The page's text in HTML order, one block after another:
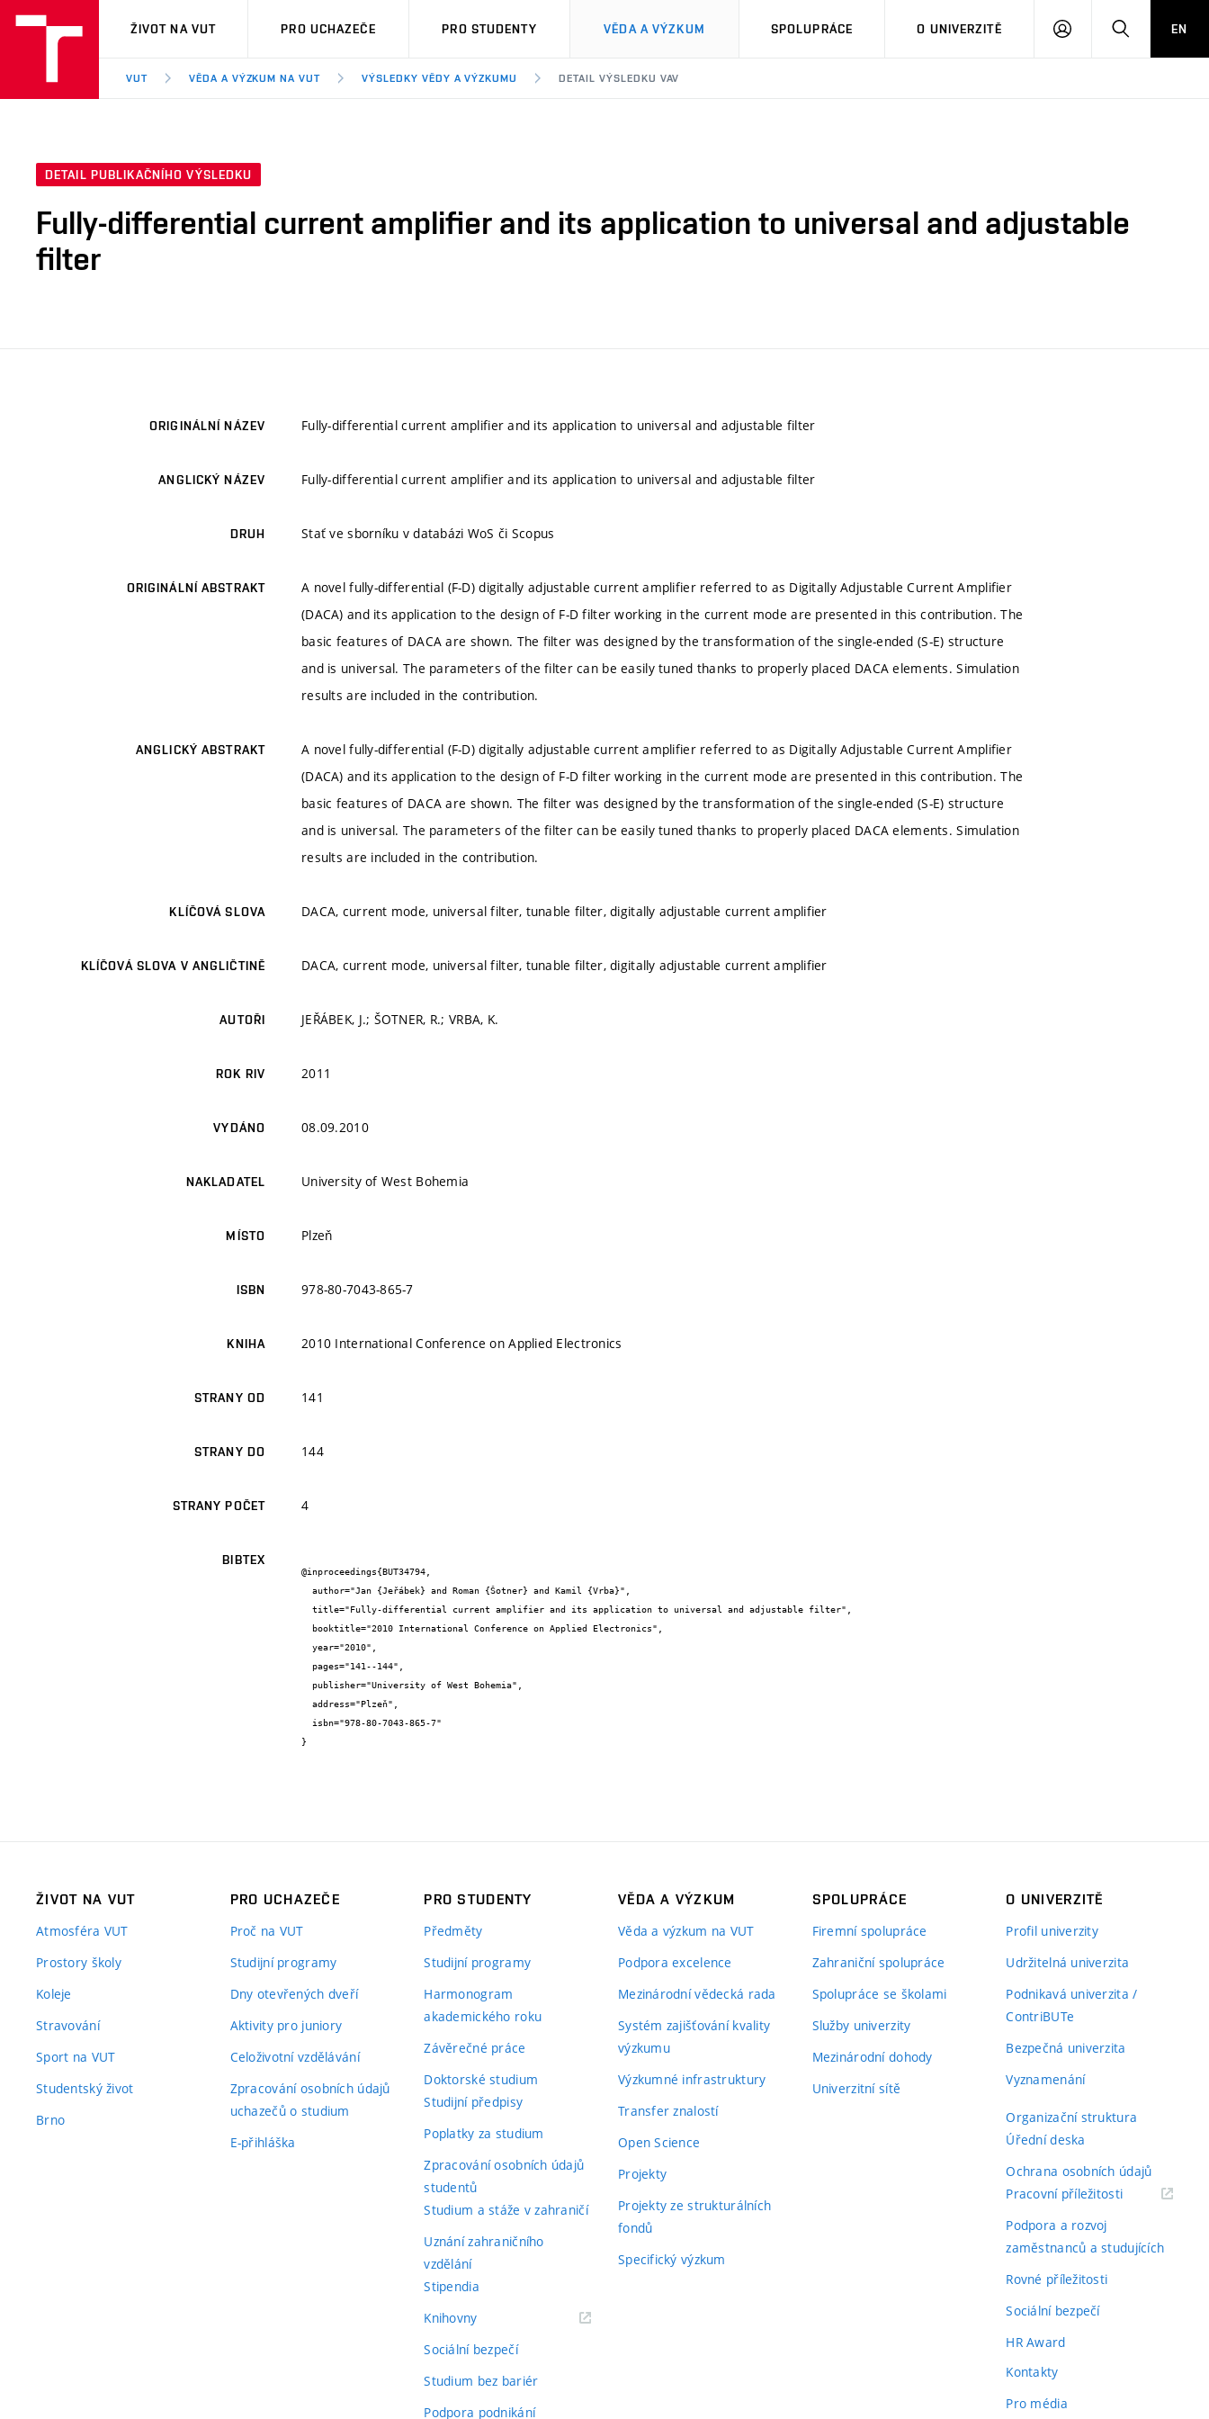
VUT
ŽIVOT NA VUT PRO UCHAZEČE PRO STUDENTY VĚDA A VÝZKUM SPOLUPRÁCE O UNIVERZITĚ
PŘIHLÁSIT HLEDATEN
VUT VĚDA A VÝZKUM NA VUT VÝSLEDKY VĚDY A VÝZKUMU DETAIL VÝSLEDKU VAV
DETAIL PUBLIKAČNÍHO VÝSLEDKU
Fully-differential current amplifier and its application to universal and adjustable
filter
ORIGINÁLNÍ NÁZEV Fully-differential current amplifier and its application to universal and adjustable filter
ANGLICKÝ NÁZEV Fully-differential current amplifier and its application to universal and adjustable filter
DRUH Stať ve sborníku v databázi WoS či Scopus
ORIGINÁLNÍ ABSTRAKT
A novel fully-differential (F-D) digitally adjustable current amplifier referred to as Digitally Adjustable Current Amplifier
(DACA) and its application to the design of F-D filter working in the current mode are presented in this contribution. The
basic features of DACA are shown. The filter was designed by the transformation of the single-ended (S-E) structure
and is universal. The parameters of the filter can be easily tuned thanks to properly placed DACA elements. Simulation
results are included in the contribution.
ANGLICKÝ ABSTRAKT
A novel fully-differential (F-D) digitally adjustable current amplifier referred to as Digitally Adjustable Current Amplifier
(DACA) and its application to the design of F-D filter working in the current mode are presented in this contribution. The
basic features of DACA are shown. The filter was designed by the transformation of the single-ended (S-E) structure
and is universal. The parameters of the filter can be easily tuned thanks to properly placed DACA elements. Simulation
results are included in the contribution.
KLÍČOVÁ SLOVA DACA, current mode, universal filter, tunable filter, digitally adjustable current amplifier
KLÍČOVÁ SLOVA V ANGLIČTINĚ DACA, current mode, universal filter, tunable filter, digitally adjustable current amplifier
AUTOŘI JEŘÁBEK, J.; ŠOTNER, R.; VRBA, K.
ROK RIV 2011
VYDÁNO 08.09.2010
NAKLADATEL University of West Bohemia
MÍSTO Plzeň
ISBN 978-80-7043-865-7
KNIHA 2010 International Conference on Applied Electronics
STRANY OD 141
STRANY DO 144
STRANY POČET 4
BIBTEX
@inproceedings{BUT34794,
}
ŽIVOT NA VUT
Atmosféra VUT
Prostory školy
Koleje
Stravování
Sport na VUT
Studentský život
Brno
PRO UCHAZEČE
Proč na VUT
Studijní programy
Dny otevřených dveří
Aktivity pro juniory
Celoživotní vzdělávání
Zpracování osobních údajů
uchazečů o studium
E-přihláška
PRO STUDENTY
Předměty
Studijní programy
Harmonogram
akademického roku
Závěrečné práce
Doktorské studium
Studijní předpisy
Poplatky za studium
Zpracování osobních údajů
studentů
Studium a stáže v zahraničí
Uznání zahraničního
vzdělání
Stipendia
Knihovny(externí
Sociální bezpečí
Studium bez bariér
Podpora podnikání
VĚDA A VÝZKUM
Věda a výzkum na VUT
Podpora excelence
Mezinárodní vědecká rada
Systém zajišťování kvality
výzkumu
Výzkumné infrastruktury
Transfer znalostí
Open Science
Projekty
Projekty ze strukturálních
fondů
Specifický výzkum
SPOLUPRÁCE
Firemní spolupráce
Zahraniční spolupráce
Spolupráce se školami
Služby univerzity
Mezinárodní dohody
Univerzitní sítě
O UNIVERZITĚ
Profil univerzity
Udržitelná univerzita
Podnikavá univerzita /
ContriBUTe
Bezpečná univerzita
Vyznamenání
Organizační struktura
Úřední deska
Ochrana osobních údajů
Pracovní příležitosti(externí
Podpora a rozvoj
zaměstnanců a studujících
Rovné příležitosti
Sociální bezpečí
HR Award
Kontakty
Pro média